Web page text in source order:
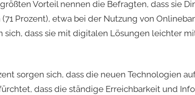
Vorteil nennen die Befragten, dass sie
Prozent), etwa bei der Nutzung von
sich, dass sie mit digitalen Lösungen leichter
sorgen sich, dass die neuen Technologien
dass die ständige Erreichbarkeit und